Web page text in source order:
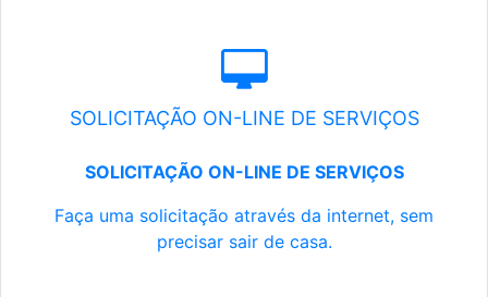
SOLICITAÇÃO ON-LINE DE SERVIÇOS
SOLICITAÇÃO ON-LINE DE SERVIÇOS
Faça uma solicitação através da internet, sem
precisar sair de casa.